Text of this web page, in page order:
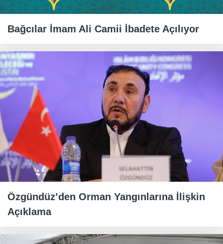
Bağcılar İmam Ali Camii İbadete Açılıyor
Özgündüz’den Orman Yangınlarına İlişkin
Açıklama